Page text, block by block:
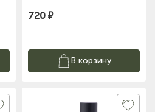
720 ₽
В корзину